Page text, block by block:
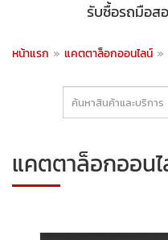
รับซื้อรถมือส
หน้าแรก » แคตตาล็อกออนไลน์ »
แคตตาล็อกออน